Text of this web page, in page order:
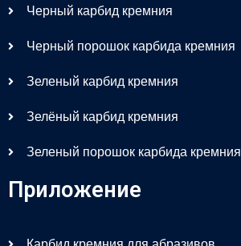
Черный карбид кремния
Черный порошок карбида кремния
Зеленый карбид кремния
Зелёный карбид кремния
Зеленый порошок карбида кремния
Приложение